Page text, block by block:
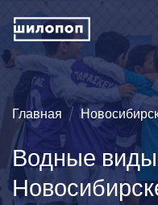
Главная
Водные виды